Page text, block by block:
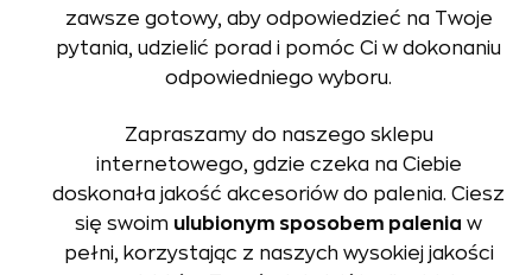
zawsze gotowy, aby odpowiedzieć na Twoje
pytania, udzielić porad i pomóc Ci w dokonaniu
odpowiedniego wyboru.
Zapraszamy do naszego sklepu
internetowego, gdzie czeka na Ciebie
doskonała jakość akcesoriów do palenia. Ciesz
się swoim ulubionym sposobem palenia w
pełni, korzystając z naszych wysokiej jakości